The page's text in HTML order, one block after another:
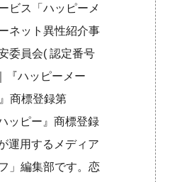
ビス「ハッピーメ
ネット異性紹介事
委員会( 認定番号
『ハッピーメー
商標登録第
ッピー』商標登録
運用するメディア
」編集部です。恋